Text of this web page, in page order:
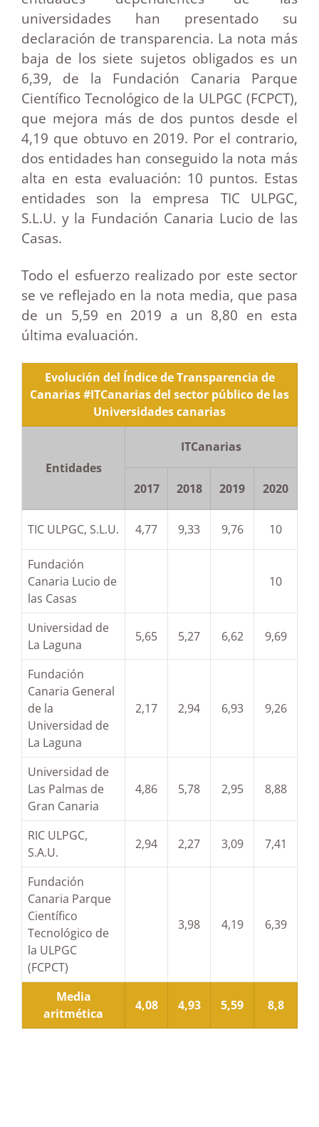
universidades han presentado su
declaración de transparencia. La nota más
baja de los siete sujetos obligados es un
6,39, de la Fundación Canaria Parque
Científico Tecnológico de la ULPGC (FCPCT),
que mejora más de dos puntos desde el
4,19 que obtuvo en 2019. Por el contrario,
dos entidades han conseguido la nota más
alta en esta evaluación: 10 puntos. Estas
entidades son la empresa TIC ULPGC,
S.L.U. y la Fundación Canaria Lucio de las
Casas.
Todo el esfuerzo realizado por este sector
se ve reflejado en la nota media, que pasa
de un 5,59 en 2019 a un 8,80 en esta
última evaluación.
Evolución del Índice de Transparencia de
Canarias #ITCanarias del sector público de las
Universidades canarias
Entidades
ITCanarias
2017 2018 2019 2020
TIC ULPGC, S.L.U. 4,77 9,33 9,76 10
Fundación
Canaria Lucio de
las Casas
10
Universidad de
La Laguna
5,65 5,27 6,62 9,69
Fundación
Canaria General
de la
Universidad de
La Laguna
2,17 2,94 6,93 9,26
Universidad de
Las Palmas de
Gran Canaria
4,86 5,78 2,95 8,88
RIC ULPGC,
S.A.U.
2,94 2,27 3,09 7,41
Fundación
Canaria Parque
Científico
Tecnológico de
la ULPGC
(FCPCT)
3,98 4,19 6,39
Media
aritmética
4,08 4,93 5,59 8,8